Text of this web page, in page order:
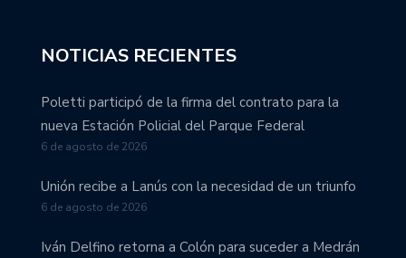
NOTICIAS RECIENTES
Poletti participó de la firma del contrato para la
nueva Estación Policial del Parque Federal
6 de agosto de 2026
Unión recibe a Lanús con la necesidad de un triunfo
6 de agosto de 2026
Iván Delfino retorna a Colón para suceder a Medrán